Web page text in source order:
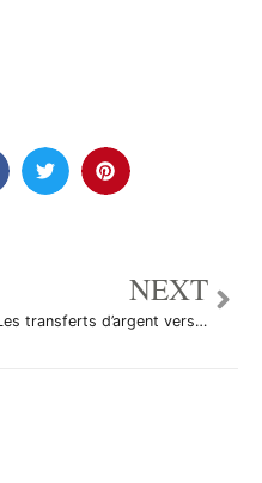
NEXT
Les transferts d’argent vers le Tadjikistan en chute